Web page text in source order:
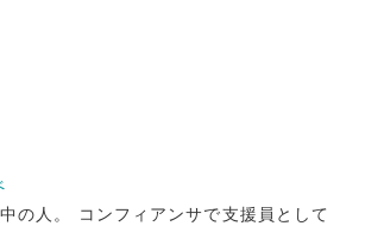
の人。 コンフィアンサで支援員として